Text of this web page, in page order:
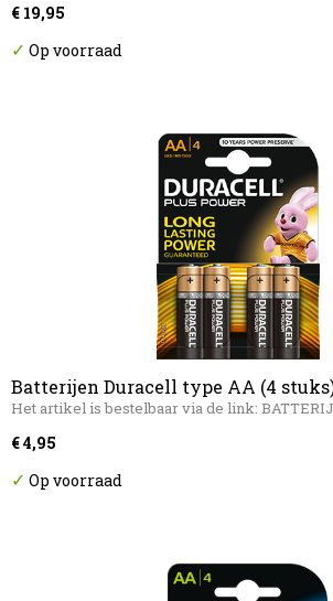
€ 19,95
✓ Op voorraad
Batterijen Duracell type AA (4
Het artikel is bestelbaar via de link:
€ 4,95
✓ Op voorraad